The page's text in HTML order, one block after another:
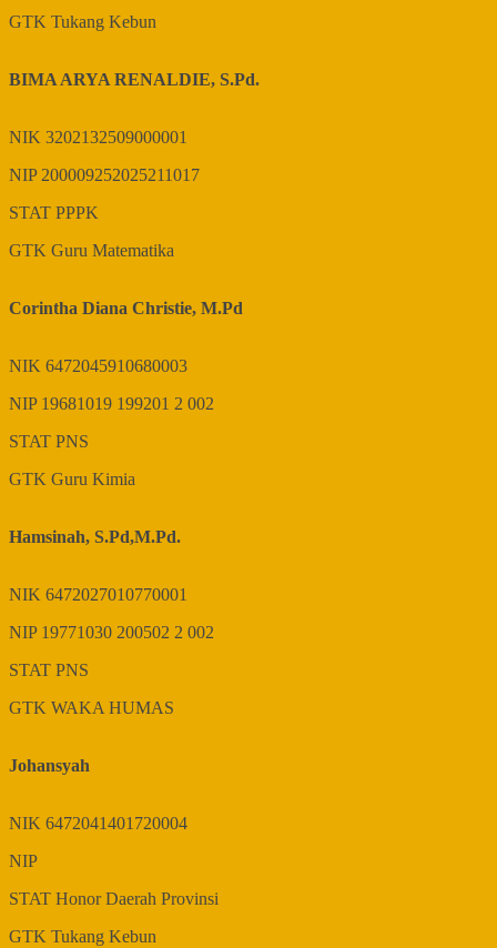
GTK Tukang Kebun
BIMA ARYA RENALDIE, S.Pd.
NIK 3202132509000001
NIP200009252025211017
STAT PPPK
GTK Guru Matematika
Corintha Diana Christie, M.Pd
NIK 6472045910680003
NIP 19681019 199201 2 002
STAT PNS
GTK Guru Kimia
Hamsinah, S.Pd,M.Pd.
NIK 6472027010770001
NIP 19771030 200502 2 002
STAT PNS
GTK WAKA HUMAS
Johansyah
NIK 6472041401720004
NIP
STAT Honor Daerah Provinsi
GTK Tukang Kebun